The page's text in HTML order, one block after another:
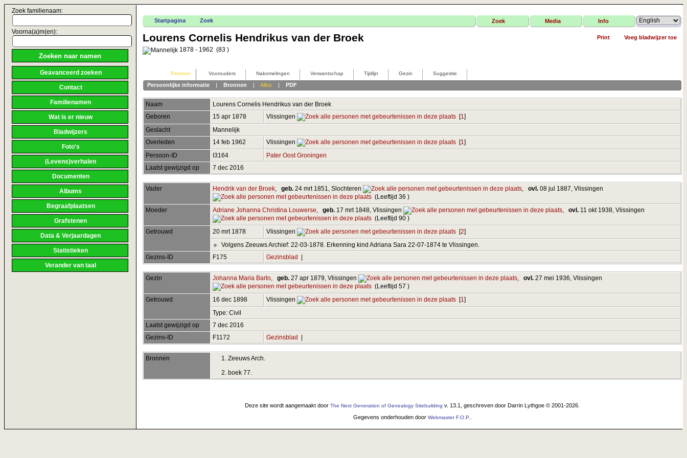
Zoek familienaam:
Voorna(a)m(en):
Geavanceerd zoeken
Contact
Familienamen
Wat is er nieuw
Bladwijzers
Foto's
(Levens)verhalen
Documenten
Albums
Begraafplaatsen
Grafstenen
Data & Verjaardagen
Statistieken
Verander van taal
Startpagina Zoek Zoek Media Info
Print Voeg bladwijzer toe
Lourens Cornelis Hendrikus van der Broek
1878 - 1962 (83 )
Persoon Voorouders Nakomelingen Verwantschap Tijdlijn Gezin Suggestie
Persoonlijke informatie| Bronnen Alles PDF
Naam Lourens Cornelis Hendrikus van der Broek
Geboren
15 apr 1878 Vlissingen [1 ]
Geslacht
Mannelijk
Overleden
14 feb 1962 Vlissingen [1 ]
Persoon-ID
I3164
Pater Oost Groningen
Laatst gewijzigd op
7 dec 2016
Vader Hendrik van der Broek geb. 24 mrt 1851, Slochteren ovl. 08 jul 1887, Vlissingen
(Leeftijd 36 )
Moeder
Adriane Johanna Christina Louwerse geb. 17 mrt 1848, Vlissingen ovl. 11 okt 1938, Vlissingen
(Leeftijd 90 )
Getrouwd
20 mrt 1878 Vlissingen [2]
Volgens Zeeuws Archief: 22-03-1878. Erkenning kind Adriana Sara 22-07-1874 te Vlissingen.
Gezins-ID
F175 Gezinsblad |
Gezin Johanna Maria Barto geb. 27 apr 1879, Vlissingen ovl. 27 mei 1936, Vlissingen
(Leeftijd 57 )
Getrouwd
16 dec 1898 Vlissingen [1 ]
Type: Civil
Laatst gewijzigd op
7 dec 2016
Gezins-ID
F1172 Gezinsblad |
Bronnen
Zeeuws Arch.
boek 77.
Deze site wordt aangemaakt door The Next Generation of Genealogy Sitebuilding v. 13.1, geschreven door Darrin Lythgoe © 2001-2026.
Gegevens onderhouden door Webmaster F.O.P.